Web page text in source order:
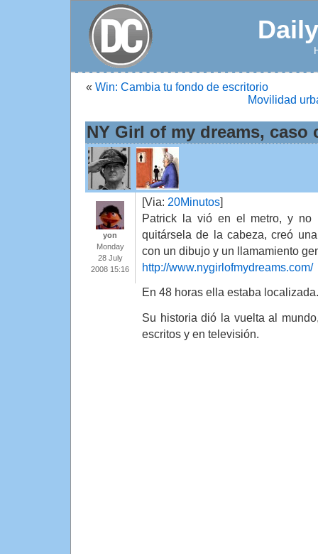
« Win: Cambia tu fondo de escritorio
Movilidad
NY Girl of my dreams, caso
yon
Monday
28 July
2008 15:16
[Via: 20Minutos]
Patrick la vió en el metro, y no
quitársela de la cabeza, creó
con un dibujo y un llamamiento
http://www.nygirlofmydreams.com/
En 48 horas ella estaba localizada.
Su historia dió la vuelta al
escritos y en televisión.